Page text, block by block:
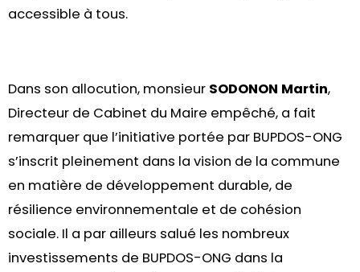
accessible à tous.
Dans son allocution, monsieur SODONON Martin,
Directeur de Cabinet du Maire empêché, a fait
remarquer que l’initiative portée par BUPDOS-ONG
s’inscrit pleinement dans la vision de la commune
en matière de développement durable, de
résilience environnementale et de cohésion
sociale. Il a par ailleurs salué les nombreux
investissements de BUPDOS-ONG dans la